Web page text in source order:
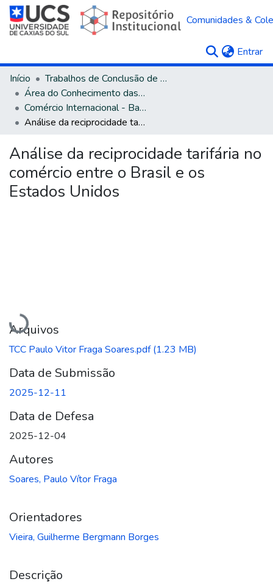
Comunidades &
Entrar
Início
Trabalhos de Conclusão de Curso
Área do Conhecimento das Ciências Sociais Aplicadas
Comércio Internacional - Bacharelado
Análise da reciprocidade tarifária no comércio entre o Brasil e os Estados Unidos
Análise da reciprocidade tarifária no
comércio entre o Brasil e os
Estados Unidos
Carregando...
Arquivos
TCC Paulo Vitor Fraga Soares.pdf(1.23 MB)
Data de Submissão
2025-12-11
Data de Defesa
2025-12-04
Autores
Soares, Paulo Vítor Fraga
Orientadores
Vieira, Guilherme Bergmann Borges
Descrição